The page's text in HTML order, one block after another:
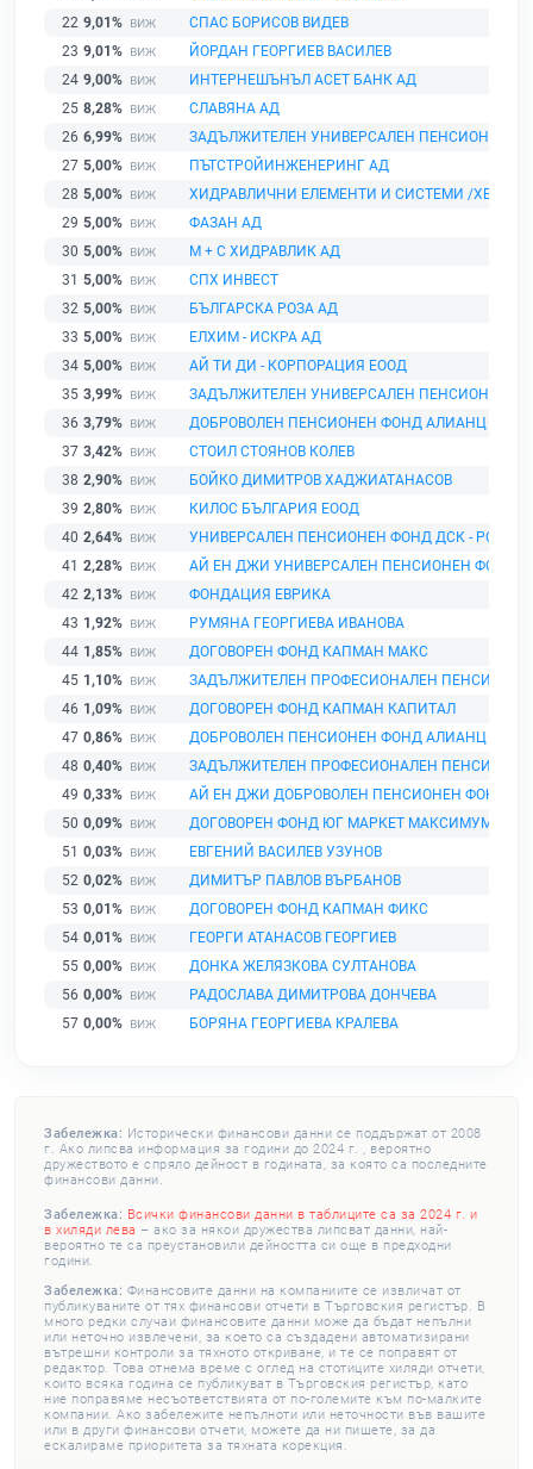
22 9,01%
СПАС БОРИСОВ ВИДЕВ
23 9,01%
ЙОРДАН ГЕОРГИЕВ ВАСИЛЕВ
24 9,00%
ИНТЕРНЕШЪНЪЛ АСЕТ БАНК АД
25 8,28%
СЛАВЯНА АД
26 6,99%
ЗАДЪЛЖИТЕЛЕН УНИВЕРСАЛЕН ПЕНСИОНЕН
27 5,00%
ПЪТСТРОЙИНЖЕНЕРИНГ АД
28 5,00%
ХИДРАВЛИЧНИ ЕЛЕМЕНТИ И СИСТЕМИ /ХЕС/ АД
29 5,00%
ФАЗАН АД
30 5,00%
М + С ХИДРАВЛИК АД
31 5,00%
СПХ ИНВЕСТ
32 5,00%
БЪЛГАРСКА РОЗА АД
33 5,00%
ЕЛХИМ - ИСКРА АД
34 5,00%
АЙ ТИ ДИ - КОРПОРАЦИЯ ЕООД
35 3,99%
ЗАДЪЛЖИТЕЛЕН УНИВЕРСАЛЕН ПЕНСИОНЕН
36 3,79%
ДОБРОВОЛЕН ПЕНСИОНЕН ФОНД АЛИАНЦ
37 3,42%
СТОИЛ СТОЯНОВ КОЛЕВ
38 2,90%
БОЙКО ДИМИТРОВ ХАДЖИАТАНАСОВ
39 2,80%
КИЛОС БЪЛГАРИЯ ЕООД
40 2,64%
УНИВЕРСАЛЕН ПЕНСИОНЕН ФОНД ДСК -
41 2,28%
АЙ ЕН ДЖИ УНИВЕРСАЛЕН ПЕНСИОНЕН ФОНД
42 2,13%
ФОНДАЦИЯ ЕВРИКА
43 1,92%
РУМЯНА ГЕОРГИЕВА ИВАНОВА
44 1,85%
ДОГОВОРЕН ФОНД КАПМАН МАКС
45 1,10%
ЗАДЪЛЖИТЕЛЕН ПРОФЕСИОНАЛЕН
46 1,09%
ДОГОВОРЕН ФОНД КАПМАН КАПИТАЛ
47 0,86%
ДОБРОВОЛЕН ПЕНСИОНЕН ФОНД АЛИАНЦ
48 0,40%
ЗАДЪЛЖИТЕЛЕН ПРОФЕСИОНАЛЕН
49 0,33%
АЙ ЕН ДЖИ ДОБРОВОЛЕН ПЕНСИОНЕН ФОНД
50 0,09%
ДОГОВОРЕН ФОНД ЮГ МАРКЕТ МАКСИМУМ
51 0,03%
ЕВГЕНИЙ ВАСИЛЕВ УЗУНОВ
52 0,02%
ДИМИТЪР ПАВЛОВ ВЪРБАНОВ
53 0,01%
ДОГОВОРЕН ФОНД КАПМАН ФИКС
54 0,01%
ГЕОРГИ АТАНАСОВ ГЕОРГИЕВ
55 0,00%
ДОНКА ЖЕЛЯЗКОВА СУЛТАНОВА
56 0,00%
РАДОСЛАВА ДИМИТРОВА ДОНЧЕВА
57 0,00% БОРЯНА ГЕОРГИЕВА КРАЛЕВА
Забележка: Исторически финансови данни се поддържат от 2008
г. Ако липсва информация за години до 2024 г. , вероятно
дружеството е спряло дейност в годината, за която са последните
финансови данни.
Забележка: Всички финансови данни в таблиците са за 2024 г. и
в хиляди лева – ако за някои дружества липсват данни, най-
вероятно те са преустановили дейността си още в предходни
години.
Забележка: Финансовите данни на компаниите се извличат от
публикуваните от тях финансови отчети в Търговския регистър. В
много редки случаи финансовите данни може да бъдат непълни
или неточно извлечени, за което са създадени автоматизирани
вътрешни контроли за тяхното откриване, и те се поправят от
редактор. Това отнема време с оглед на стотиците хиляди отчети,
които всяка година се публикуват в Търговския регистър, като
ние поправяме несъответствията от по-големите към по-малките
компании. Ако забележите непълноти или неточности във вашите
или в други финансови отчети, можете да ни пишете, за да
ескалираме приоритета за тяхната корекция.